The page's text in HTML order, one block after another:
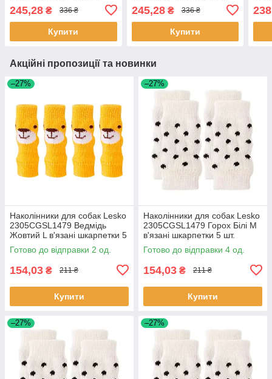
245,28 ₴ 336 ₴
Купити
245,28₴ 336 ₴
Купити
238
Акційні пропозиції та новинки
–27%
Наколінники для собак Lesko
2305CGSL1479 Ведмідь
Жовтий L в'язані шкарпетки 5
шт.
Готово до відправки 2 од.
154,03 ₴ 211 ₴
Купити
–27%
Наколінники для собак Lesko
2305CGSL1479 Горох Білі М
в'язані шкарпетки 5 шт.
Готово до відправки 4 од.
154,03 ₴ 211 ₴
Купити
–27% –27%